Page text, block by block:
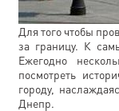
Для того чтобы
за границу. К
Ежегодно
посмотреть
городу,
Днепр.